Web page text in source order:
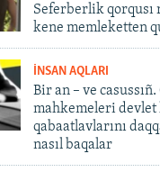
Seferberlik
kene memleketten
İNSAN AQLARI
Bir an – ve casussıñ.
mahkemeleri
qabaatlavlarını
nasıl baqalar